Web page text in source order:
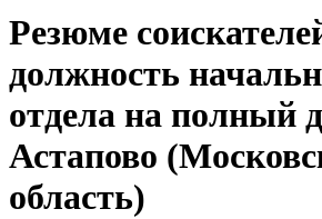
Резюме
должность
отдела на полный
Астапово
область)